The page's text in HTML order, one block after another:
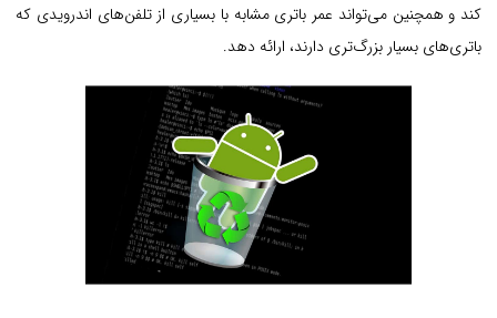
کند و همچنین می‌تواند عمر باتری مشابه با بسیاری از تلفن‌های اندرویدی که
باتری‌های بسیار بزرگ‌تری دارند، ارائه دهد.